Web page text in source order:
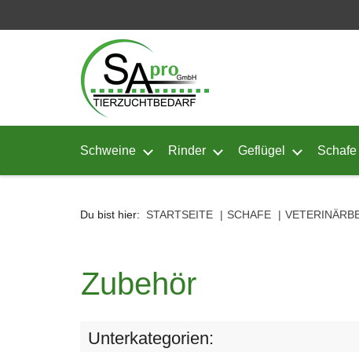
Schweine Untermenü von Schweine öffnen
Rinder Untermenü von Rinder
Geflügel Untermenü
Schafe
Du bist hier: STARTSEITE SCHAFE
Zubehör
Unterkategorien: